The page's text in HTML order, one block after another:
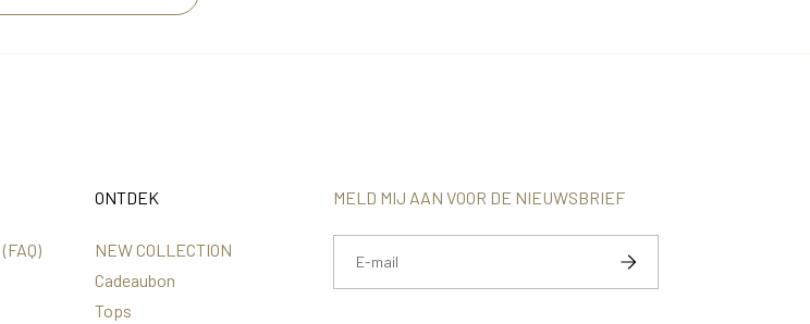
ONTDEK
NEW COLLECTION
Cadeaubon
Tops
MELD MIJ AAN VOOR DE NIEUWSBRIEF